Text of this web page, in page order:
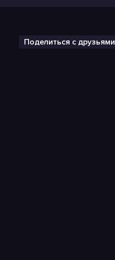
Поделиться с друзьями